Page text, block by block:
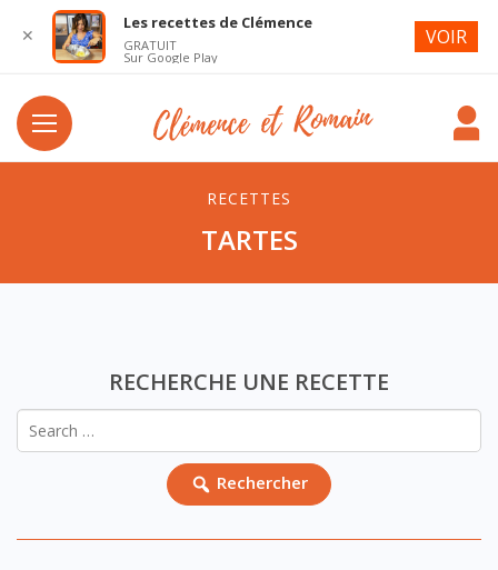
RECETTES
TARTES
RECHERCHE UNE RECETTE
Rechercher :
Rechercher
✕
Les recettes de Clémence
GRATUIT
Sur Google Play
VOIR